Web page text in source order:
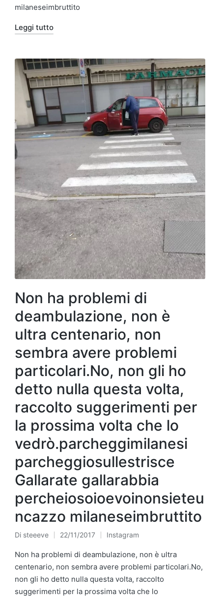
milaneseimbruttito
Leggi tutto
Non ha problemi di
deambulazione, non è
ultra centenario, non
sembra avere problemi
particolari.No, non gli ho
detto nulla questa volta,
raccolto suggerimenti per
la prossima volta che lo
vedrò.parcheggimilanesi
parcheggiosullestrisce
Gallarate gallarabbia
percheiosoioevoinonsieteu
ncazzo milaneseimbruttito
Pubblicato
da
Di steeeve 22/11/2017
Pubblicato
in
Instagram
Non ha problemi di deambulazione, non è ultra
centenario, non sembra avere problemi particolari.No,
non gli ho detto nulla questa volta, raccolto
suggerimenti per la prossima volta che lo